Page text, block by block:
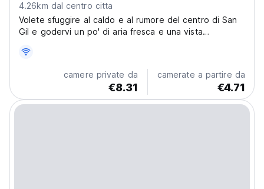
4.26km dal centro citta
Volete sfuggire al caldo e al rumore del centro di San
Gil e godervi un po' di aria fresca e una vista
voi! La Hacienda si trova nella casa colonica originale
di una finca di caffè biologico (si dice...
camere private da
€8.31
camerate a partire da
€4.71